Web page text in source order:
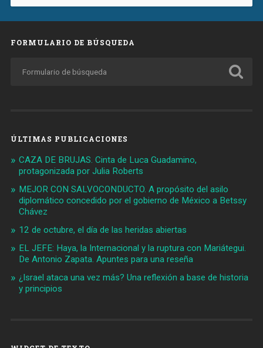
FORMULARIO DE BÚSQUEDA
ÚLTIMAS PUBLICACIONES
CAZA DE BRUJAS. Cinta de Luca Guadamino,
protagonizada por Julia Roberts
MEJOR CON SALVOCONDUCTO. A propósito del asilo
diplomático concedido por el gobierno de México a Betssy
Chávez
12 de octubre, el día de las heridas abiertas
EL JEFE: Haya, la Internacional y la ruptura con Mariátegui.
De Antonio Zapata. Apuntes para una reseña
¿Israel ataca una vez más? Una reflexión a base de historia
y principios